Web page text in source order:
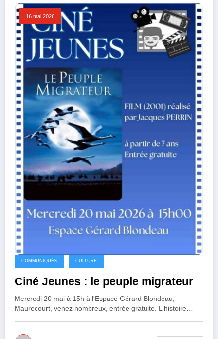
16 mai 2026
COMMUNIQUÉS CULTURE
Ciné Jeunes : le peuple migrateur
Mercredi 20 mai à 15h à l'Espace Gérard Blondeau,
Maurecourt, venez nombreux, entrée gratuite. L'histoire…